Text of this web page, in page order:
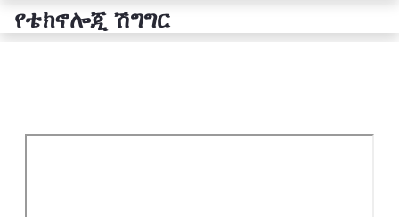
የቴክኖሎጂ ሽግግር